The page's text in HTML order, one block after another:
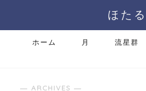
ほた
ホーム 月 流星群
― ARCHIVES ―